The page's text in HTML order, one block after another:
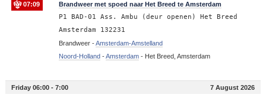
07:09 Brandweer met spoed naar Het Breed te Amsterdam
P1 BAD-01 Ass. Ambu (deur openen) Het Breed
Amsterdam 132231
Brandweer -Amsterdam-Amstelland
Noord-Holland -Amsterdam- Het Breed, Amsterdam
Friday 06:00 - 7:00 7 August 2026